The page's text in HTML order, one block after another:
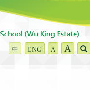
中 ENG A A